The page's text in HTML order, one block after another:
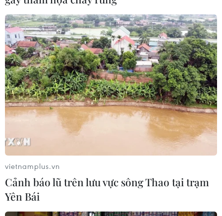
vietnamplus.vn
Cảnh báo lũ trên lưu vực sông Thao tại trạm
Yên Bái